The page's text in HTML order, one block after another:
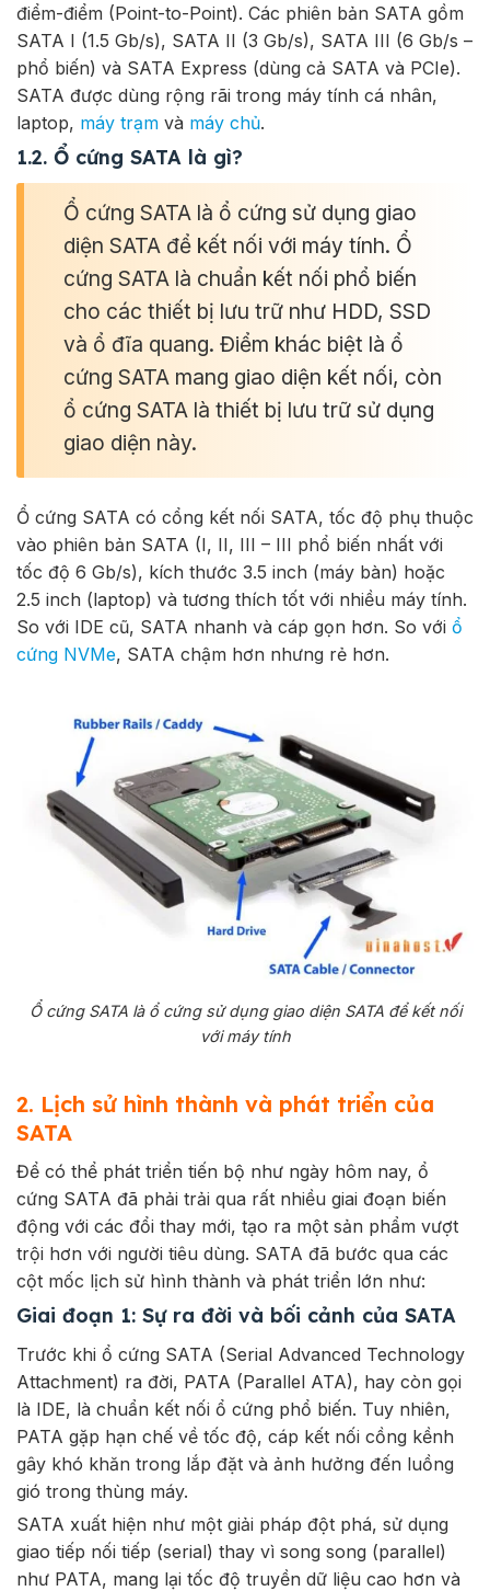
điểm-điểm (Point-to-Point). Các phiên bản SATA gồm
SATA I (1.5 Gb/s), SATA II (3 Gb/s), SATA III (6 Gb/s –
phổ biến) và SATA Express (dùng cả SATA và PCIe).
SATA được dùng rộng rãi trong máy tính cá nhân,
laptop, máy trạm và máy chủ.
1.2. Ổ cứng SATA là gì?
Ổ cứng SATA là ổ cứng sử dụng giao
diện SATA để kết nối với máy tính. Ổ
cứng SATA là chuẩn kết nối phổ biến
cho các thiết bị lưu trữ như HDD, SSD
và ổ đĩa quang. Điểm khác biệt là ổ
cứng SATA mang giao diện kết nối, còn
ổ cứng SATA là thiết bị lưu trữ sử dụng
giao diện này.
Ổ cứng SATA có cổng kết nối SATA, tốc độ phụ thuộc
vào phiên bản SATA (I, II, III – III phổ biến nhất với
tốc độ 6 Gb/s), kích thước 3.5 inch (máy bàn) hoặc
2.5 inch (laptop) và tương thích tốt với nhiều máy tính.
So với IDE cũ, SATA nhanh và cáp gọn hơn. So với ổ
cứng NVMe, SATA chậm hơn nhưng rẻ hơn.
Ổ cứng SATA là ổ cứng sử dụng giao diện SATA để kết nối
với máy tính
2. Lịch sử hình thành và phát triển của
SATA
Để có thể phát triển tiến bộ như ngày hôm nay, ổ
cứng SATA đã phải trải qua rất nhiều giai đoạn biến
động với các đổi thay mới, tạo ra một sản phẩm vượt
trội hơn với người tiêu dùng. SATA đã bước qua các
cột mốc lịch sử hình thành và phát triển lớn như:
Giai đoạn 1: Sự ra đời và bối cảnh của SATA
Trước khi ổ cứng SATA (Serial Advanced Technology
Attachment) ra đời, PATA (Parallel ATA), hay còn gọi
là IDE, là chuẩn kết nối ổ cứng phổ biến. Tuy nhiên,
PATA gặp hạn chế về tốc độ, cáp kết nối cồng kềnh
gây khó khăn trong lắp đặt và ảnh hưởng đến luồng
gió trong thùng máy.
SATA xuất hiện như một giải pháp đột phá, sử dụng
giao tiếp nối tiếp (serial) thay vì song song (parallel)
như PATA, mang lại tốc độ truyền dữ liệu cao hơn và